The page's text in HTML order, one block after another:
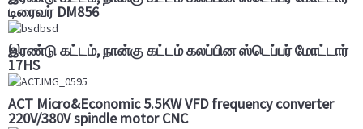
டிரைவர் DM856
இரண்டு கட்டம், நான்கு கட்டம் கலப்பின ஸ்டெப்பர் மோட்டார்
17HS
ACT Micro&Economic 5.5KW VFD frequency converter
220V/380V spindle motor CNC